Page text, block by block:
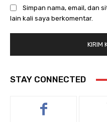
Simpan nama, email, dan
lain kali saya berkomentar.
STAY CONNECTED